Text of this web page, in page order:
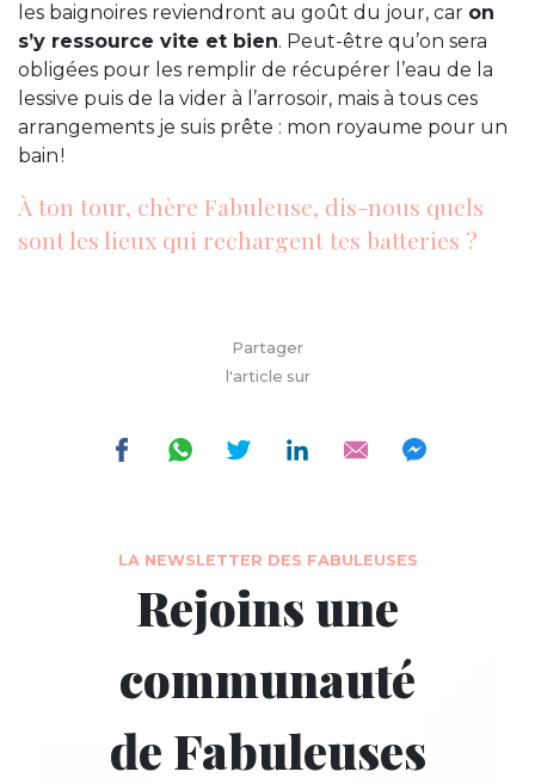
les baignoires reviendront au goût du jour, car on
s’y ressource vite et bien. Peut-être qu’on sera
obligées pour les remplir de récupérer l’eau de la
lessive puis de la vider à l’arrosoir, mais à tous ces
arrangements je suis prête : mon royaume pour un
bain !
À ton tour, chère Fabuleuse, dis-nous quels
sont les lieux qui rechargent tes batteries ?
Partager
l'article sur
LA NEWSLETTER DES FABULEUSES
Rejoins une
communauté
de Fabuleuses